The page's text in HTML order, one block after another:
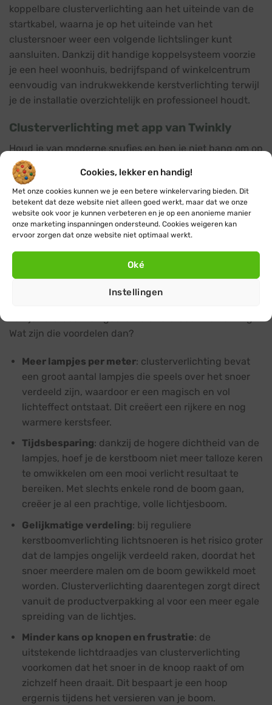
Cookies, lekker en handig!
Met onze cookies kunnen we je een betere winkelervaring bieden. Dit
betekent dat deze website niet alleen goed werkt, maar dat we onze
website ook voor je kunnen verbeteren en je op een anonieme manier
onze marketing inspanningen ondersteund. Cookies weigeren kan
ervoor zorgen dat onze website niet optimaal werkt.
Oké
Instellingen
koppelbare clusterverlichting aan het uiteinde van de
startkabel, waarna je op het uiteinde van het
clustersnoer weer een volgende lichtslinger kunt
aansluiten. Dankzij dit handige koppelsysteem voorzie
je een heel woonhuis, bedrijfspand of winkelcentrum
eenvoudig van indrukwekkende kerstverlichting terwijl
je de installatie overzichtelijk en professioneel houdt.
Clusterverlichting met app van Twinkly
Houd je van moderne snufjes en ben je niet bang om op
te vallen? Bekijk dan ook eens de
appvan het merk Twinkly. De innovatieve verlichting
van Twinkly zal je verrassen met zijn kleuren,
lichtpatronen en speciale effecten.
Voordelen van clusterverlichting in je
kerstboom
Clusterverlichting biedt veel voordelen ten opzichte
van normale kerstverlichting snoeren, daarmee zijn dit
Wat zijn die voordelen dan?
Meer lampjes per meter: clusterverlichting bevat
een groot aantal lampjes die speels over het snoer
verdeeld zijn, waardoor er een magisch en vol
lichteffect ontstaat. Dit creëert een rijkere en nog
warmere kerstsfeer.
Tijdsbesparing: dankzij de hogere dichtheid van de
lampjes, hoef je de kerstboom niet meer talloze keren
te omwikkelen om een mooi verlicht resultaat te
bereiken. Met slechts enkele rond de boom gaan,
creëer je al een prachtige, volle lichtjesboom.
Gelijkmatige verdeling: bij reguliere
kerstboomverlichting lichtsnoeren is het risico groter
dat de lampjes ongelijk verdeeld raken, doordat het
snoer meerdere malen om de boom gewikkeld moet
worden. Clusterverlichting daarentegen zorgt direct
vanuit de productverpakking al voor een meer egale
spreiding van de lichtjes.
Minder kans op knopen en frustratie: de
uitstekende lichtdraadjes van clusterverlichting
voorkomen dat het snoer in de knoop raakt of om
zichzelf heen draait. Dit bespaart je een hoop
ergernis tijdens het versieren van je boom.